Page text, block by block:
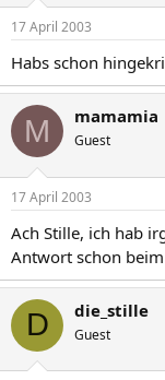
17 April 2003
Habs schon
M mamamia
Guest
17 April 2003
Ach Stille, ich hab
Antwort schon
D die_stille
Guest